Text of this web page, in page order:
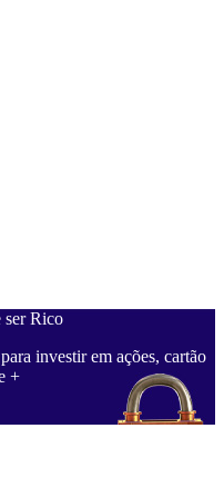
ser Rico
investir em ações, cartão
+